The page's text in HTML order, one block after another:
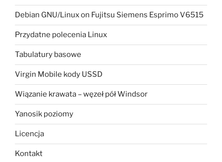
Debian GNU/Linux on Fujitsu Siemens Esprimo V6515
Przydatne polecenia Linux
Tabulatury basowe
Virgin Mobile kody USSD
Wiązanie krawata – węzeł pół Windsor
Yanosik poziomy
Licencja
Kontakt